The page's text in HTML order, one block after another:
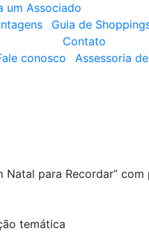
um Associado
Guia de
Contato
conosco
Assessoria
Natal para Recordar”
temática